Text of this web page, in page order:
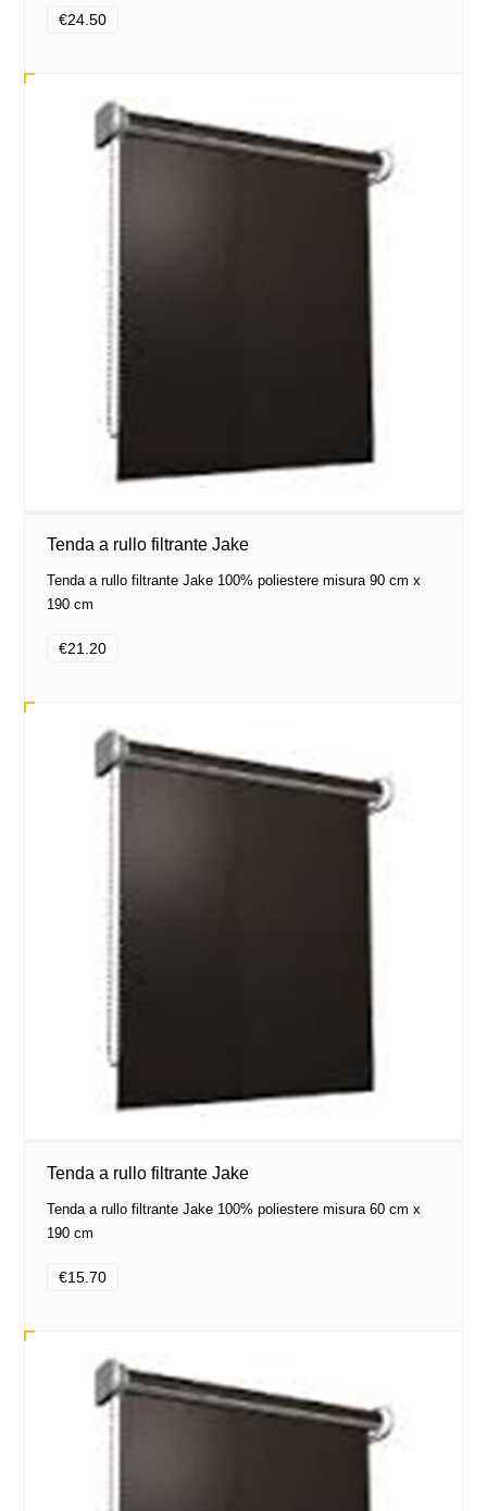
€24.50
Tenda a rullo filtrante Jake
Tenda a rullo filtrante Jake 100% poliestere misura 90 cm x
190 cm
€21.20
Tenda a rullo filtrante Jake
Tenda a rullo filtrante Jake 100% poliestere misura 60 cm x
190 cm
€15.70